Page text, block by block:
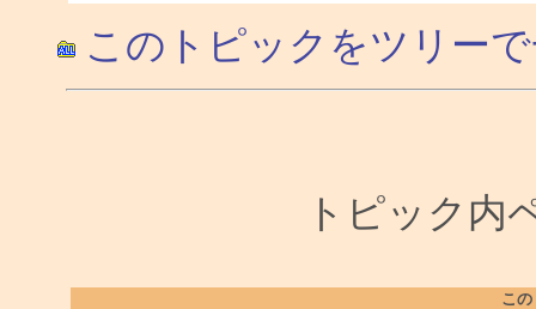
このトピックをツリー
トピック内
こ